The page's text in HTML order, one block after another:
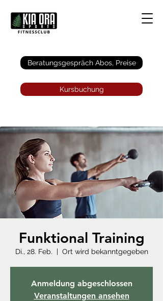
Beratungsgespräch Abos, Preise
Kursbuchung
Funktional Training
Di., 28. Feb.
  |
Ort wird bekanntgegeben
Anmeldung abgeschlossen
Veranstaltungen ansehen